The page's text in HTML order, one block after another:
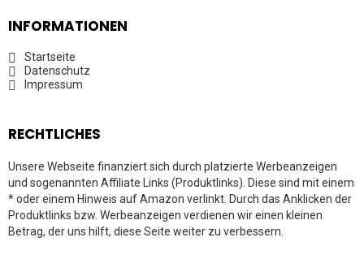
INFORMATIONEN
Startseite
Datenschutz
Impressum
RECHTLICHES
Unsere Webseite finanziert sich durch platzierte Werbeanzeigen
und sogenannten Affiliate Links (Produktlinks). Diese sind mit einem
* oder einem Hinweis auf Amazon verlinkt. Durch das Anklicken der
Produktlinks bzw. Werbeanzeigen verdienen wir einen kleinen
Betrag, der uns hilft, diese Seite weiter zu verbessern.